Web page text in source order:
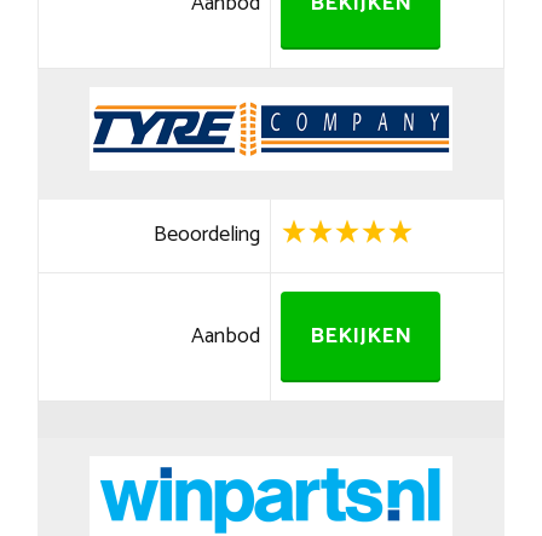
Beoordeling
Aanbod BEKIJKEN